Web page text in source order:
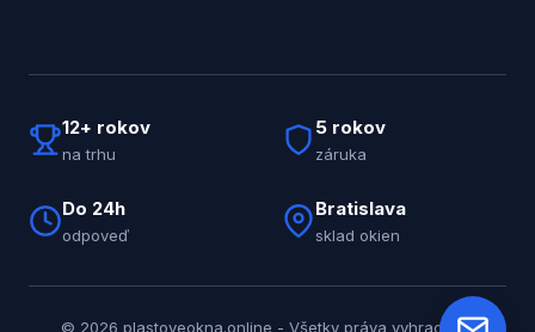
12+ rokov
na trhu
5 rokov
záruka
Do 24h
odpoveď
Bratislava
sklad okien
© 2026 plastoveokna.online - Všetky práva vyhradené.